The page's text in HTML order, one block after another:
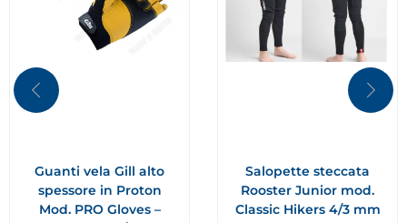
Guanti vela Gill alto
spessore in Proton
Mod. PRO Gloves –
Salopette steccata
Rooster Junior mod.
Classic Hikers 4/3 mm